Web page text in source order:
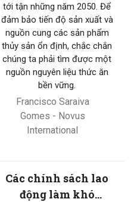
tới tận những năm 2050. Để
đảm bảo tiến độ sản xuất và
nguồn cung các sản phẩm
thủy sản ổn định, chắc chắn
chúng ta phải tìm được một
nguồn nguyên liệu thức ăn
bền vững.
Francisco Saraiva
Gomes - Novus
International
Các chính sách lao
động làm khó